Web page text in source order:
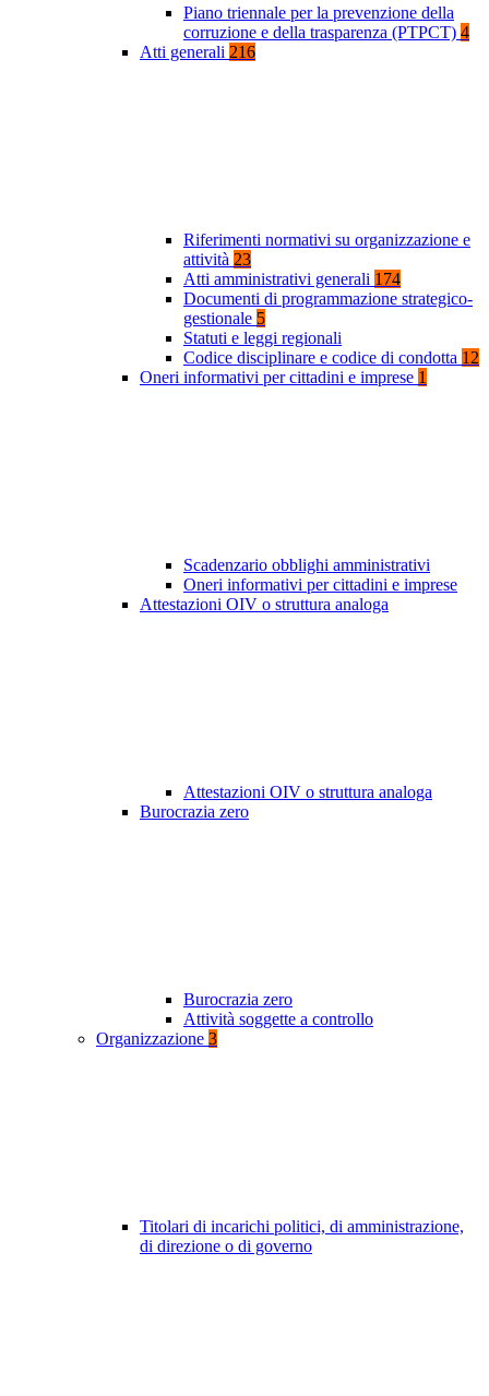
Piano triennale per la prevenzione della
corruzione e della trasparenza (PTPCT) 4
Atti generali 216
Riferimenti normativi su organizzazione e
attività 23
Atti amministrativi generali 174
Documenti di programmazione strategico-
gestionale 5
Statuti e leggi regionali
Codice disciplinare e codice di condotta 12
Oneri informativi per cittadini e imprese 1
Scadenzario obblighi amministrativi
Oneri informativi per cittadini e imprese
Attestazioni OIV o struttura analoga
Attestazioni OIV o struttura analoga
Burocrazia zero
Burocrazia zero
Attività soggette a controllo
Organizzazione 3
Titolari di incarichi politici, di amministrazione,
di direzione o di governo